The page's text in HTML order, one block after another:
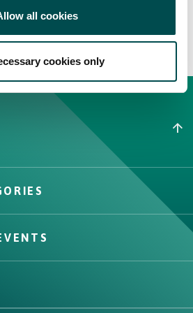
all cookies
cookies only
viitoare.
List